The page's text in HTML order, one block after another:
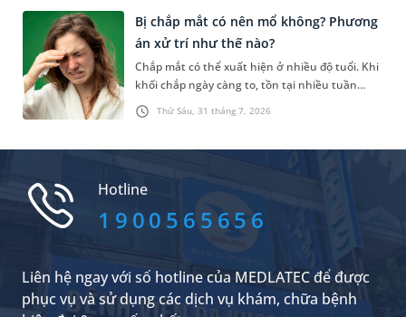
chứng khoa học chứng minh nhện có thể “đái”
vào mắt người. Bài viết dưới đây sẽ giúp bạn
biết cách xử trí khi chẳng may tiếp xúc với dịch
tiết, chất bài tiết hoặc các dị nguyên từ cơ thể
nhện.
Thứ Sáu, 31 tháng 7, 2026
Bị chắp mắt có nên mổ không? Phương
án xử trí như thế nào?
Chắp mắt có thể xuất hiện ở nhiều độ tuổi. Khi
khối chắp ngày càng to, tồn tại nhiều tuần
hoặc gây mất thẩm mỹ, nhiều người băn khoăn
bị chắp mắt có nên mổ không hay còn phương
bạn hiểu khi nào cần phẫu thuật chắp mắt, khi
phù hợp để chắp nhanh khỏi, hạn chế tái phát.
Hotline
1900565656
Liên hệ ngay với số hotline của MEDLATEC để được
phục vụ và sử dụng các dịch vụ khám, chữa bệnh